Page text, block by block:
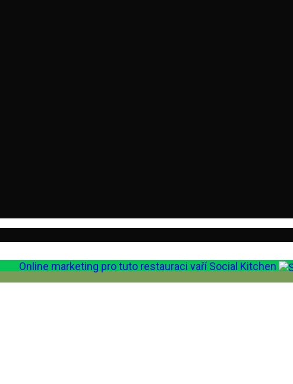
Online marketing pro tuto restauraci vaří Social Kitchen